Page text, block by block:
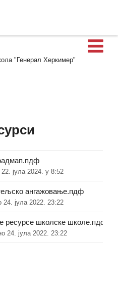
"Генерал Херкимер"
јула 2024. у 8:52
ангажовање.пдф
јула 2022. 23:22
ресурсе школске школе.пдф
24. јула 2022. 23:22